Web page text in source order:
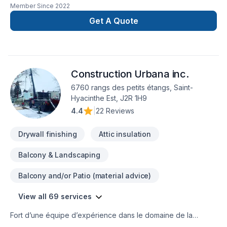
concrétiser vos projets les plus ambitieux. Grâce à notre
approche centrée sur le client, nous proposons des solutions
adaptées à vos besoins spécifiques et à votre budget.
Member Since 2022
Get A Quote
Construction Urbana inc.
6760 rangs des petits étangs, Saint-
Hyacinthe Est, J2R 1H9
4.4
22 Reviews
Drywall finishing Attic insulation
Balcony & Landscaping
Balcony and/or Patio (material advice)
View all 69 services
Fort d’une équipe d’expérience dans le domaine de la